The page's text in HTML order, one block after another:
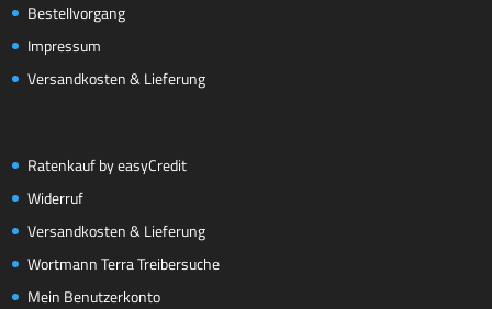
Bestellvorgang
Impressum
Versandkosten & Lieferung
Ratenkauf by easyCredit
Widerruf
Versandkosten & Lieferung
Wortmann Terra Treibersuche
Mein Benutzerkonto